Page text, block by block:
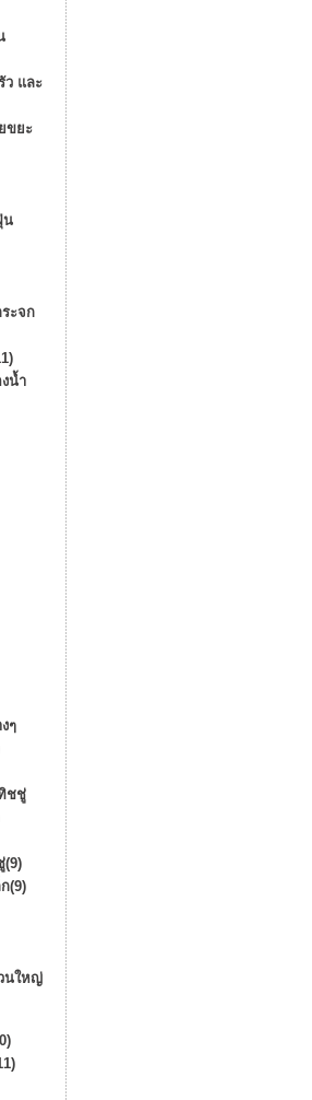
ว และ
ขยะ
น
ะจก
น้ำ
ๆ
ชชู่
(9)
(9)
นใหญ่